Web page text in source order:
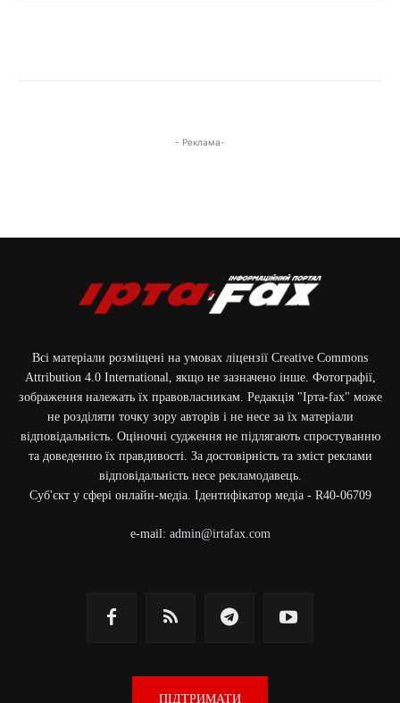
- Реклама-
Всі матеріали розміщені на умовах ліцензії Creative Commons
Attribution 4.0 International, якщо не зазначено інше. Фотографії,
зображення належать їх правовласникам. Редакція "Ірта-fax" може
не розділяти точку зору авторів і не несе за їх матеріали
відповідальність. Оціночні судження не підлягають спростуванню
та доведенню їх правдивості. За достовірність та зміст реклами
відповідальність несе рекламодавець.
Cуб'єкт у сфері онлайн-медіа. Ідентифікатор медіа - R40-06709
e-mail: admin@irtafax.com
ПІДТРИМАТИ